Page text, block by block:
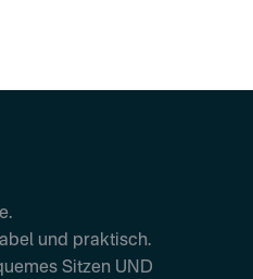
und praktisch.
Sitzen UND